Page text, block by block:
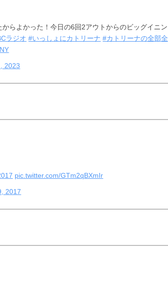
らよかった！今日の6回2アウトからのビッグイニン
ラジオ #いっしょにカトリーナ #カトリーナの全部全
2023
pic.twitter.com/GTm2qBXmIr
2017